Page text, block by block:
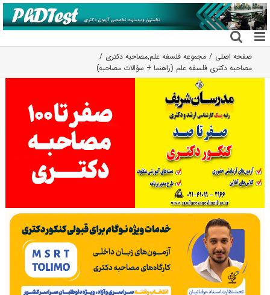
رفتن
به
محتوا
صفحه اصلی مجموعه فلسفه علم,مصاحبه دکتری
مصاحبه دکتری فلسفه علم (راهنما + سؤالات مصاحبه)